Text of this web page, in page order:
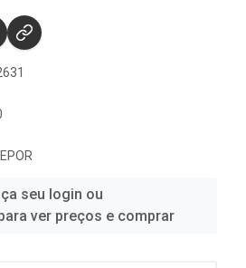
seu login ou
ver preços e comprar